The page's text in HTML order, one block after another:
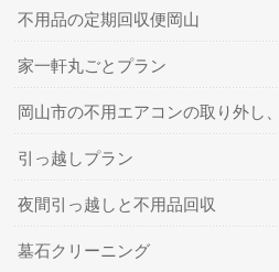
不用品の定期回収便岡山
家一軒丸ごとプラン
岡山市の不用エアコンの取り外し
引っ越しプラン
夜間引っ越しと不用品回収
墓石クリーニング